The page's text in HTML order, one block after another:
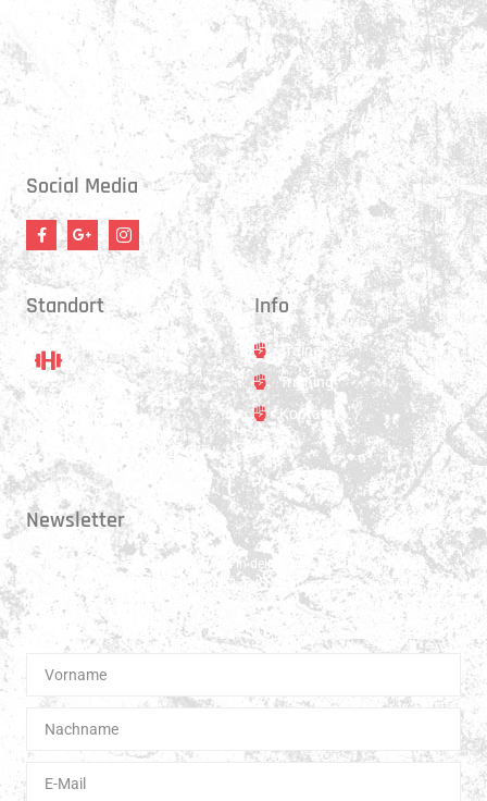
Mittwoch:
17:30 - 21:00 Uhr
Donnerstag:
17:15 - 18:45 Uhr
17:30 - 21:00 Uhr
Social Media
Standort
Standort
Hauptstrasse 31
3250 Lyss
Info
Trainer
Training
Kontakt
Newsletter
Erhalte 1x pro Quartal unsere News in dein Postfach. Darüber hinaus
teilen wir gerne Spannendes und Lehrreiches aus der Welt des Muay Thai
Boxen.